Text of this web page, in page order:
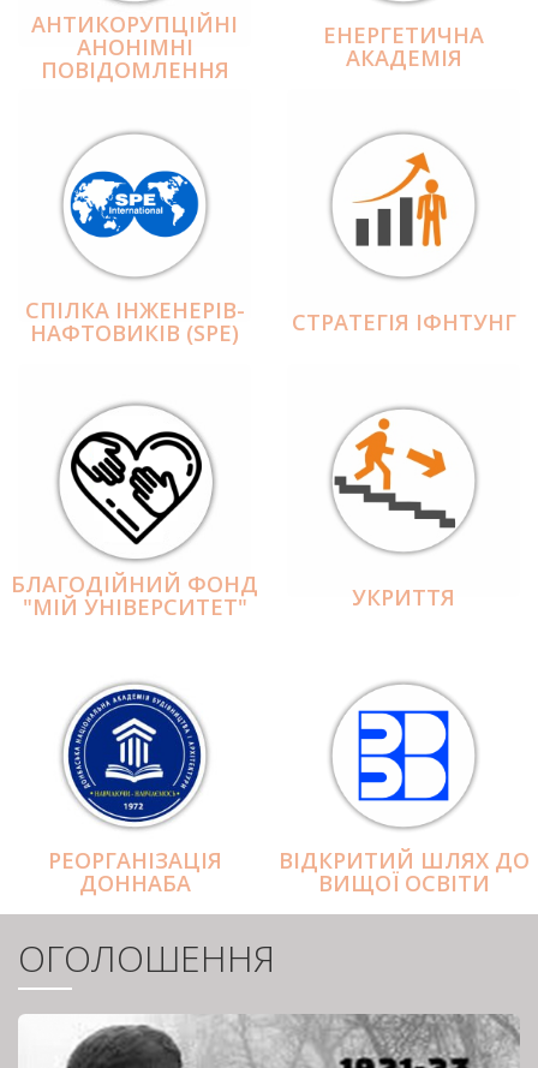
АНТИКОРУПЦІЙНІ
АНОНІМНІ
ПОВІДОМЛЕННЯ
ЕНЕРГЕТИЧНА
АКАДЕМІЯ
СПІЛКА ІНЖЕНЕРІВ-
НАФТОВИКІВ (SPE) СТРАТЕГІЯ ІФНТУНГ
БЛАГОДІЙНИЙ ФОНД
"МІЙ УНІВЕРСИТЕТ" УКРИТТЯ
РЕОРГАНІЗАЦІЯ
ДОННАБА
ВІДКРИТИЙ ШЛЯХ ДО
ВИЩОЇ ОСВІТИ
ОГОЛОШЕННЯ